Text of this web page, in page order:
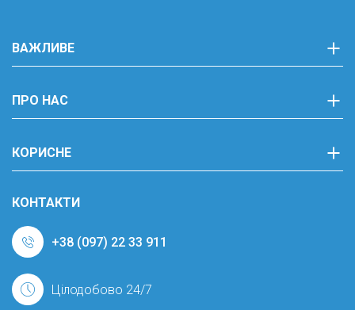
ВАЖЛИВЕ
ПРО НАС
КОРИСНЕ
КОНТАКТИ
+38 (097) 22 33 911
Цілодобово 24/7